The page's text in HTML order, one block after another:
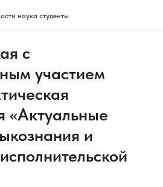
наука студенты
с
участием
«Актуальные
и